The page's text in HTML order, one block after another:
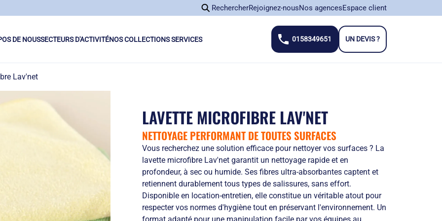
DE NOUSSECTEURS D'ACTIVITÉNOS COLLECTIONS SERVICES 0158349651 UN DEVIS ?
RechercherRejoignez-nousNos agencesEspace client
Lav'net
LAVETTE MICROFIBRE LAV'NET
NETTOYAGE PERFORMANT DE TOUTES SURFACES
Vous recherchez une solution efficace pour nettoyer vos surfaces ? La
lavette microfibre Lav'net garantit un nettoyage rapide et en
profondeur, à sec ou humide. Ses fibres ultra-absorbantes captent et
retiennent durablement tous types de salissures, sans effort.
Disponible en location-entretien, elle constitue un véritable atout pour
respecter vos normes d'hygiène tout en préservant l'environnement. Un